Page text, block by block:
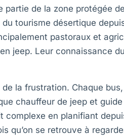
de la zone protégée
tourisme désertique
pastoraux et
jeep. Leur connaissance
la frustration. Chaque
chauffeur de jeep et guide
complexe en planifiant
qu’on se retrouve à